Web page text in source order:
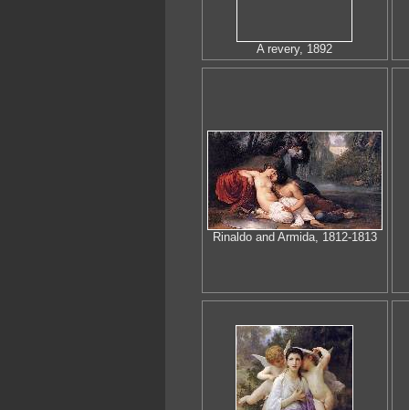
A revery, 1892
Rinaldo and Armida, 1812-1813